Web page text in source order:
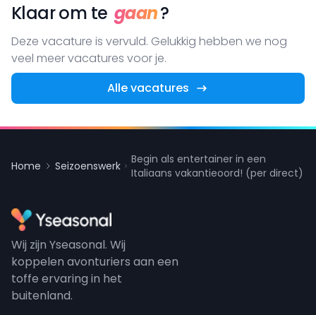
Klaar om te gaan?
Deze vacature is vervuld. Gelukkig hebben we nog
veel meer vacatures voor je.
Alle vacatures
Home Seizoenswerk
Begin als entertainer in een
Italiaans vakantieoord! (per direct)
Wij zijn Yseasonal. Wij
koppelen avonturiers aan een
toffe ervaring in het
buitenland.